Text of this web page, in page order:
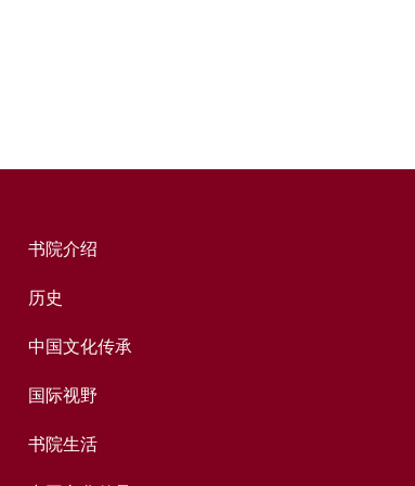
书院介绍
历史
中国文化传承
国际视野
书院生活